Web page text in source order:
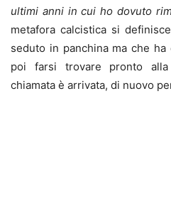
ultimi anni in cui ho dovuto
metafora calcistica si
seduto in panchina ma che
poi farsi trovare pronto
chiamata è arrivata, di nuovo